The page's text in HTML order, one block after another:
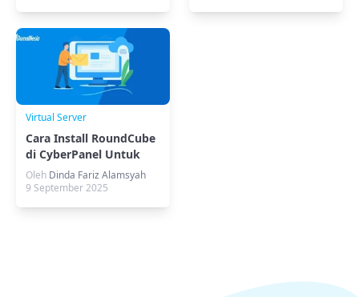
Virtual Server
Cara Install RoundCube
di CyberPanel Untuk
Mail Server
Oleh Dinda Fariz Alamsyah
9 September 2025